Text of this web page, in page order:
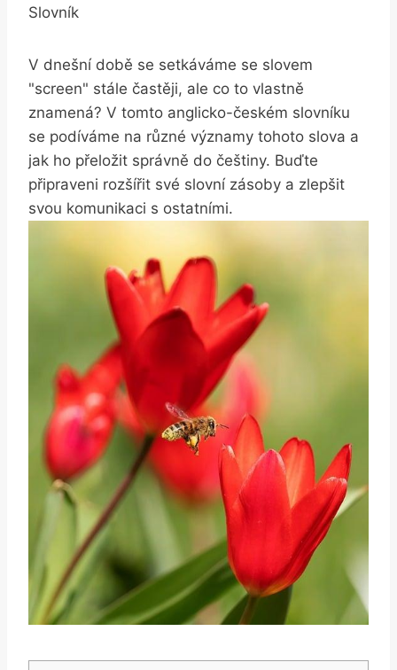
Slovník
V ‌dnešní době se setkáváme se⁣ slovem
"screen" stále častěji, ale co to ⁢vlastně
znamená? V tomto anglicko-českém slovníku
se​ podíváme na ‌různé významy⁢ tohoto ‌slova a
jak ho přeložit​ správně do češtiny. Buďte ​
připraveni ⁤rozšířit své slovní‍ zásoby ‌a zlepšit
svou komunikaci s ostatními.